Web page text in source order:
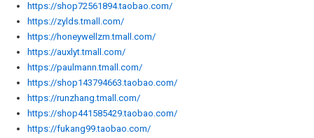
https://shop72561894.taobao.com/
https://zylds.tmall.com/
https://honeywellzm.tmall.com/
https://auxlyt.tmall.com/
https://paulmann.tmall.com/
https://shop143794663.taobao.com/
https://runzhang.tmall.com/
https://shop441585429.taobao.com/
https://fukang99.taobao.com/